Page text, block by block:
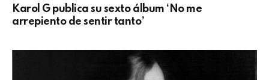
Karol G publica su sexto álbum ‘No me
arrepiento de sentir tanto’